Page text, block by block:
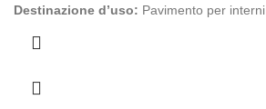
Destinazione d’uso: Pavimento per interni